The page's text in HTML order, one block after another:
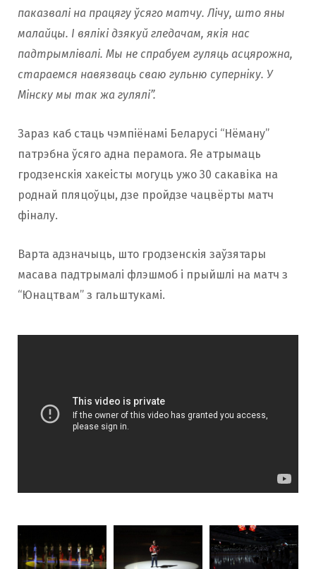
паказвалі на працягу ўсяго матчу. Лічу, што яны
малайцы. І вялікі дзякуй гледачам, якія нас
падтрымлівалі. Мы не спрабуем гуляць асцярожна,
стараемся навязваць сваю гульню супернiку. У
Мiнску мы так жа гулялі”.
Зараз каб стаць чэмпіёнамі Беларусі “Нёману”
патрэбна ўсяго адна перамога. Яе атрымаць
гродзенскія хакеісты могуць ужо 30 сакавіка на
роднай пляцоўцы, дзе пройдзе чацвёрты матч
фіналу.
Варта адзначыць, што гродзенскія заўзятары
масава падтрымалі флэшмоб і прыйшлі на матч з
“Юнацтвам” з гальштукамі.